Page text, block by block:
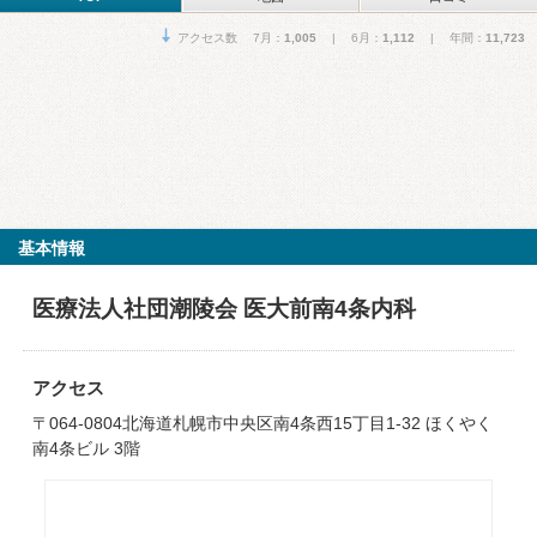
アクセス数 7月： 1,005 | 6月： 1,112 | 年間： 11,723
基本情報
医療法人社団潮陵会 医大前南4条内科
アクセス
〒064-0804北海道札幌市中央区南4条西15丁目1-32 ほくやく
南4条ビル 3階